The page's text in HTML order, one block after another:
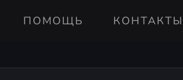
ПОМОЩЬ КОНТАКТЫ